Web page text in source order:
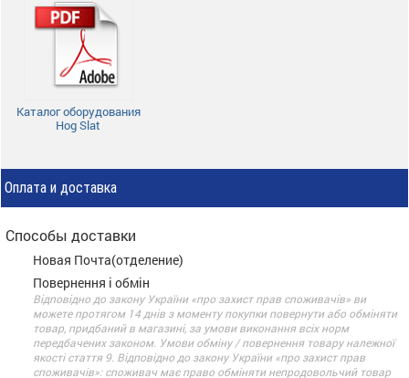
Каталог оборудования
Hog Slat
Оплата и доставка
Способы доставки
Новая Почта(отделение)
Повернення і обмін
Відповідно до закону України «про захист прав споживачів» ви
можете протягом 14 днів з моменту покупки повернути або обміняти
товар, придбаний в магазині, за умови виконання всіх норм
передбачених законом. Умови обміну / повернення товару належної
якості стаття 9. Відповідно до закону України «про захист прав
споживачів»: споживач має право обміняти непродовольчий товар